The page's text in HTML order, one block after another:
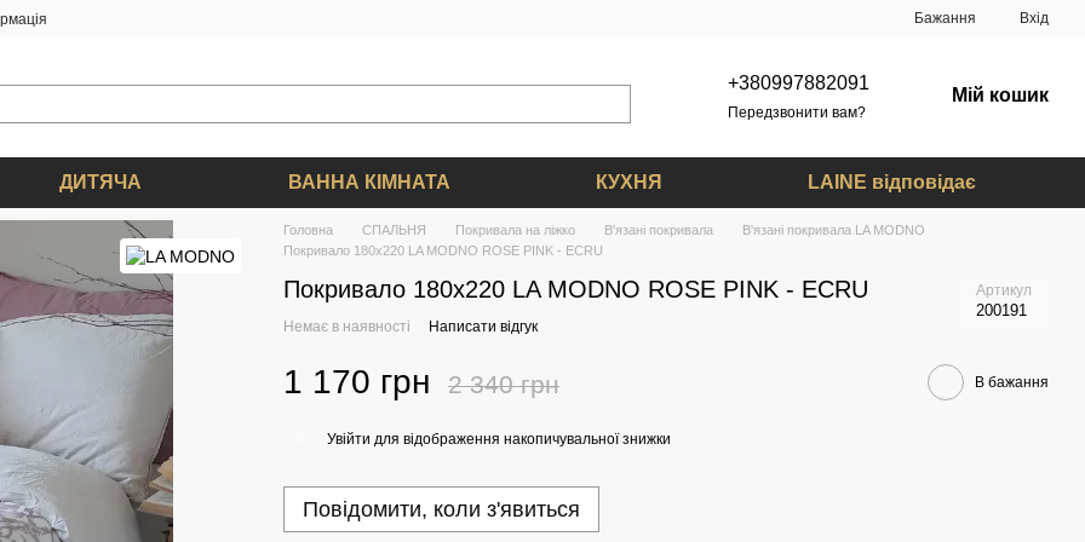
Бажання Вхід
+380997882091
Передзвонити вам?
Мій кошик
ДИТЯЧА ВАННА КІМНАТА КУХНЯ LAINE відповідає
Головна СПАЛЬНЯ Покривала на ліжко В'язані покривала
В'язані покривала LA MODNO
Покривало 180х220 LA MODNO ROSE PINK - ECRU
Покривало 180х220 LA MODNO ROSE PINK - ECRU Артикул
200191
Немає в наявності Написати відгук
1 170 грн 2 340 грн В бажання
Увійти для відображення накопичувальної знижки
Повідомити, коли з'явиться